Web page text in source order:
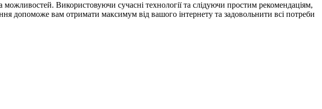
Використовуючи сучасні технології та слідуючи простим рекомендаціям,
допоможе вам отримати максимум від вашого інтернету та задовольнити всі потреби